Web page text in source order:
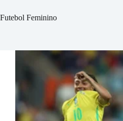
Futebol Feminino